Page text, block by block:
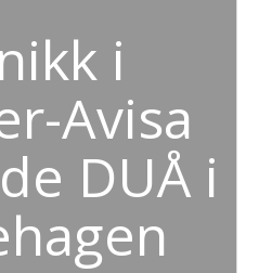
i
Avisa
DUÅ i